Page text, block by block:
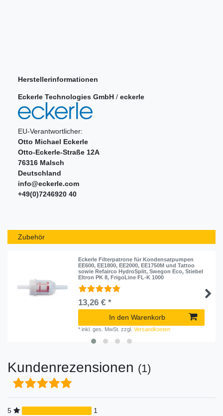
Herstellerinformationen
Eckerle Technologies GmbH / eckerle
EU-Verantwortlicher:
Otto Michael Eckerle
Otto-Eckerle-Straße 12A
76316 Malsch
Deutschland
info@eckerle.com
+49(0)7246920 40
Zubehör
Eckerle Filterpatrone für Kondensatpumpen
EE600, EE1800, EE2000, EE1750M und Tattoo
sowie Refairco HydroSplit, Swegon Eco, Stiebel
Eltron PK 8, FrigoLine FL-K 1000
13,26 € *
In den Warenkorb
*inkl. ges. MwSt. zzgl.Versandkosten
Kundenrezensionen (1)
5
1